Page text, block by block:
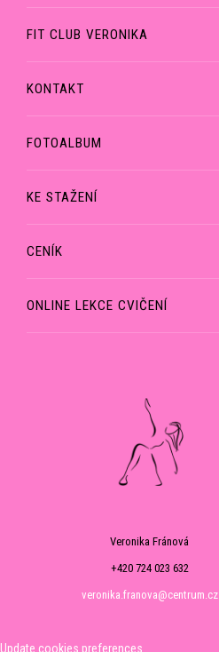
FIT CLUB VERONIKA
KONTAKT
FOTOALBUM
KE STAŽENÍ
CENÍK
ONLINE LEKCE CVIČENÍ
Veronika Fránová
+420 724 023 632
veronika.franova@centrum.cz
Update cookies preferences